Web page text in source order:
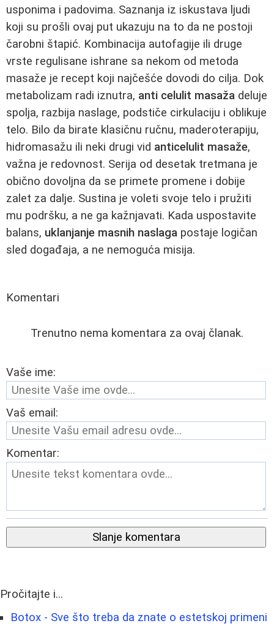
usponima i padovima. Saznanja iz iskustava ljudi
koji su prošli ovaj put ukazuju na to da ne postoji
čarobni štapić. Kombinacija autofagije ili druge
vrste regulisane ishrane sa nekom od metoda
masaže je recept koji najčešće dovodi do cilja. Dok
metabolizam radi iznutra, anti celulit masaža deluje
spolja, razbija naslage, podstiče cirkulaciju i oblikuje
telo. Bilo da birate klasičnu ručnu, maderoterapiju,
hidromasažu ili neki drugi vid anticelulit masaže,
važna je redovnost. Serija od desetak tretmana je
obično dovoljna da se primete promene i dobije
zalet za dalje. Sustina je voleti svoje telo i pružiti
mu podršku, a ne ga kažnjavati. Kada uspostavite
balans, uklanjanje masnih naslaga postaje logičan
sled događaja, a ne nemoguća misija.
Komentari
Trenutno nema komentara za ovaj članak.
Vaše ime:
Vaš email:
Komentar:
Slanje komentara
Pročitajte i...
Botox - Sve što treba da znate o estetskoj primeni